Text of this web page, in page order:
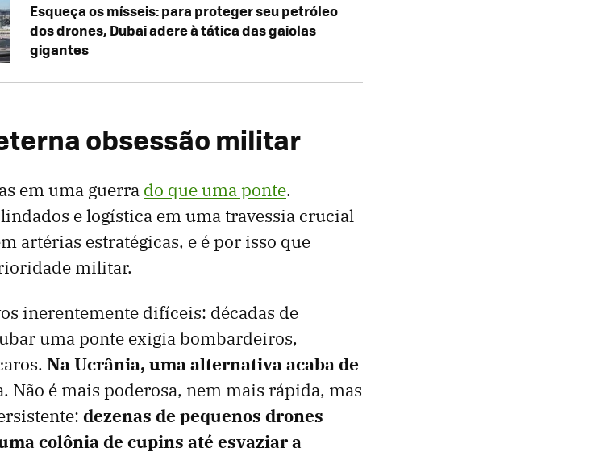
Esqueça os mísseis: para proteger seu petróleo
dos drones, Dubai adere à tática das gaiolas
gigantes
obsessão militar
em uma guerra do que uma ponte.
e logística em uma travessia crucial
artérias estratégicas, e é por isso que
militar.
inerentemente difíceis: décadas de
uma ponte exigia bombardeiros,
Na Ucrânia, uma alternativa acaba de
Não é mais poderosa, nem mais rápida, mas
dezenas de pequenos drones
colônia de cupins até esvaziar a